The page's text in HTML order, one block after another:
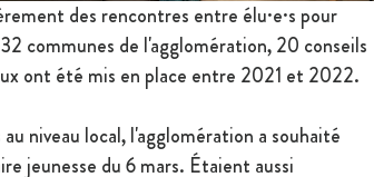
des rencontres entre élu·e·s pour
communes de l'agglomération, 20 conseils
ont été mis en place entre 2021 et 2022.
niveau local, l'agglomération a souhaité
jeunesse du 6 mars. Étaient aussi